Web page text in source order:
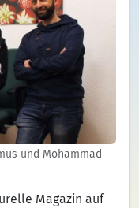
und Mohammad
Magazin auf